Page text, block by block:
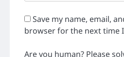
Save my name, email,
browser for the next time
Are you human? Please